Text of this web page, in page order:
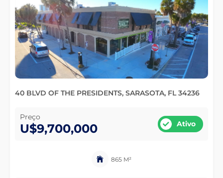
40 BLVD OF THE PRESIDENTS, SARASOTA, FL 34236
Preço
U$9,700,000 Ativo
865 M²